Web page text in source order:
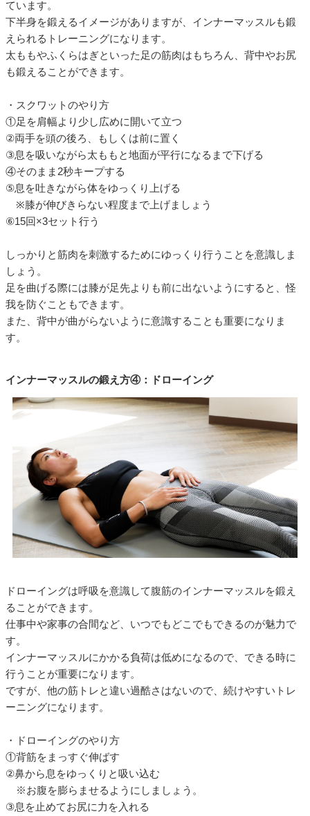
ています。
下半身を鍛えるイメージがありますが、インナーマッスルも鍛
えられるトレーニングになります。
太ももやふくらはぎといった足の筋肉はもちろん、背中やお尻
も鍛えることができます。
・スクワットのやり方
①足を肩幅より少し広めに開いて立つ
②両手を頭の後ろ、もしくは前に置く
③息を吸いながら太ももと地面が平行になるまで下げる
④そのまま2秒キープする
⑤息を吐きながら体をゆっくり上げる
※膝が伸びきらない程度まで上げましょう
⑥15回×3セット行う
しっかりと筋肉を刺激するためにゆっくり行うことを意識しま
しょう。
足を曲げる際には膝が足先よりも前に出ないようにすると、怪
我を防ぐこともできます。
また、背中が曲がらないように意識することも重要になりま
す。
インナーマッスルの鍛え方④：ドローイング
ドローイングは呼吸を意識して腹筋のインナーマッスルを鍛え
ることができます。
仕事中や家事の合間など、いつでもどこでもできるのが魅力で
す。
インナーマッスルにかかる負荷は低めになるので、できる時に
行うことが重要になります。
ですが、他の筋トレと違い過酷さはないので、続けやすいトレ
ーニングになります。
・ドローイングのやり方
①背筋をまっすぐ伸ばす
②鼻から息をゆっくりと吸い込む
※お腹を膨らませるようにしましょう。
③息を止めてお尻に力を入れる